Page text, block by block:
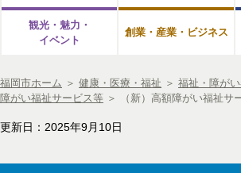
観光・魅力・
イベント
創業・産業・ビジネス
福岡市ホーム ＞ 健康・医療・福祉 ＞ 福祉・障が
障がい福祉サービス等 ＞ （新）高額障がい福祉サ
更新日：2025年9月10日